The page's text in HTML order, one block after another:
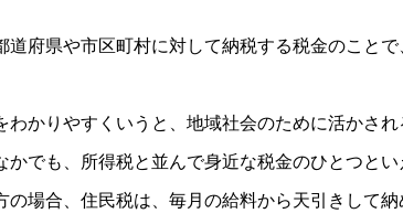
道府県や市区町村に対して納税する税金のこと
わかりやすくいうと、地域社会のために活かされ
かでも、所得税と並んで身近な税金のひとつとい
の場合、住民税は、毎月の給料から天引きして納